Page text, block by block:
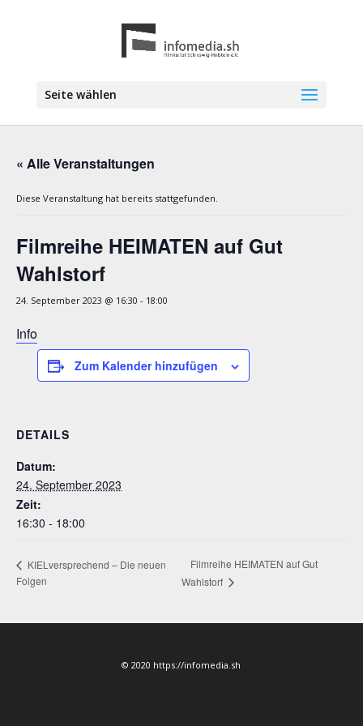
Seite wählen
« Alle Veranstaltungen
Diese Veranstaltung hat bereits stattgefunden.
Filmreihe HEIMATEN auf Gut
Wahlstorf
24. September 2023 @ 16:30 - 18:00
Info
Zum Kalender hinzufügen
DETAILS
Datum:
24. September 2023
Zeit:
16:30 - 18:00
KIELversprechend – Die neuen
Folgen
Filmreihe HEIMATEN auf Gut
Wahlstorf
© 2020 https://infomedia.sh